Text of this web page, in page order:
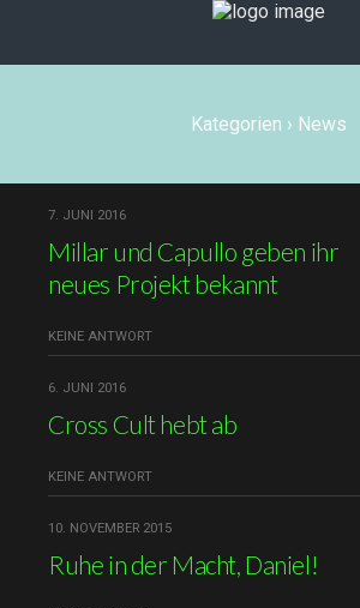
Kategorien › News
7. JUNI 2016
Millar und Capullo geben ihr
neues Projekt bekannt
KEINE ANTWORT
6. JUNI 2016
Cross Cult hebt ab
KEINE ANTWORT
10. NOVEMBER 2015
Ruhe in der Macht, Daniel!